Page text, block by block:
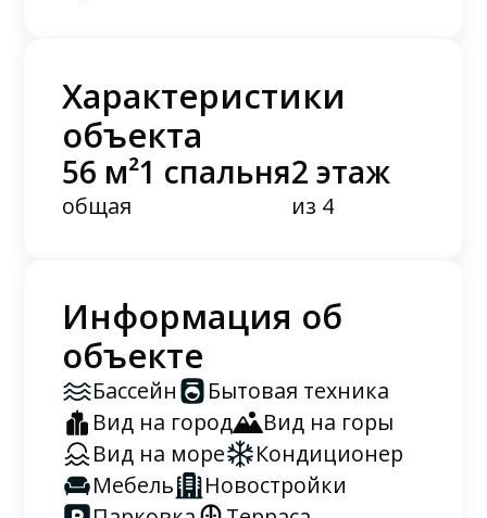
Характеристики
объекта
56 м²
общая
1 спальня2 этаж
из 4
Информация об
объекте
Бассейн
Бытовая техника
Вид на город
Вид на горы
Вид на море
Кондиционер
Мебель
Новостройки